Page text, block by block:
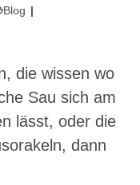
Blog
die wissen wo
Sau sich am
lässt, oder die
dann